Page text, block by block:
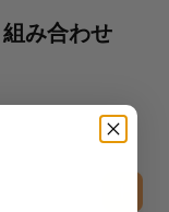
み合わせ